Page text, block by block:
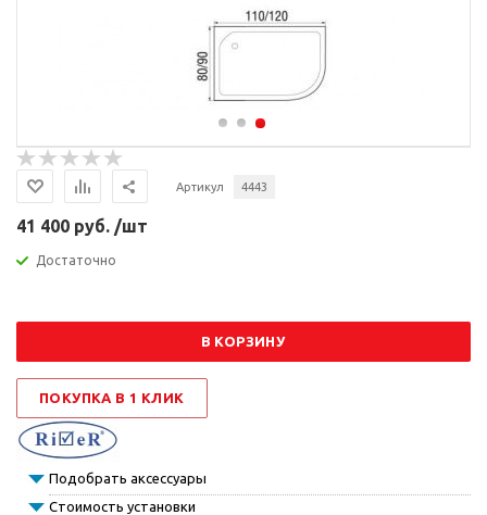
Артикул 4443
41 400 руб. /шт
Достаточно
В КОРЗИНУ
ПОКУПКА В 1 КЛИК
Подобрать аксессуары
Стоимость установки